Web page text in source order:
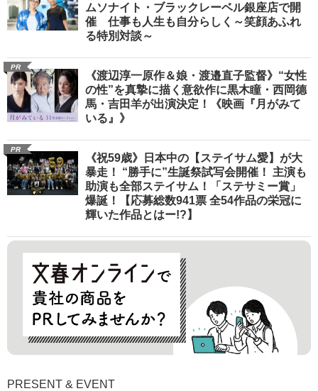
ムソナイト・ブラックレーベル銀座店で開
催 仕事も人生も自分らしく～笑顔あふれ
る特別対談～
PR
《渡辺淳一原作＆娘・渡邉直子監督》“女性
の性”を真摯に描く意欲作に黒木瞳・西岡德
馬・吉田羊が出演決定！《映画『月がみて
いる』》
PR
《祝59歳》日本中の【ステイサム愛】が大
暴走！ “勝手に”生誕祭試写会開催！ 主演も
助演も全部ステイサム！「ステサミー賞」
爆誕！【応募総数941票 全54作品の栄冠に
輝いた作品とはー!?】
PRESENT & EVENT